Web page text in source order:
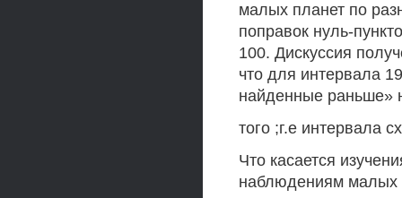
малых планет по
поправок нуль-
100. Дискуссия
что для интервала
найденные раньше»
того ;г.е интервала
Что касается
наблюдениям малых